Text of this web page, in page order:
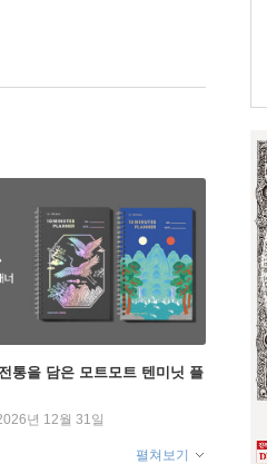
통을 담은 모트모트 텐미닛 플
년 12월 31일
펼쳐보기